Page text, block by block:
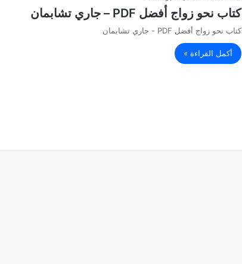
كتاب نحو زواج أفضل PDF – جاري تشابمان
كتاب نحو زواج أفضل PDF - جاري تشابمان
أكمل القراءة »